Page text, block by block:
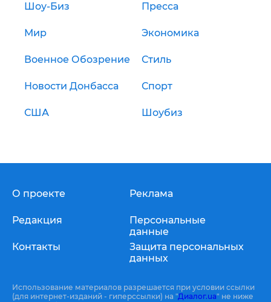
Шоу-Биз Пресса
Мир Экономика
Военное Обозрение Стиль
Новости Донбасса Спорт
США Шоубиз
О проекте
Редакция
Контакты
Реклама
Персональные
данные
Защита персональных
данных
Использование материалов разрешается при условии ссылки
(для интернет-изданий - гиперссылки) на "Диалог.ua" не ниже